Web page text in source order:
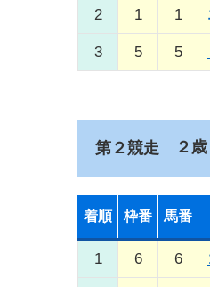
2 1 1
3 5 5
第２競走 ２
着順 枠番 馬番
1 6 6